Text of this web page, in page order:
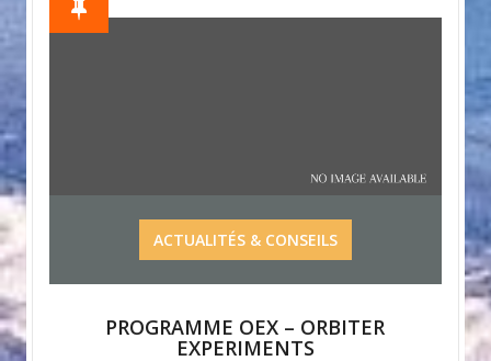
ACTUALITÉS & CONSEILS
PROGRAMME OEX – ORBITER
EXPERIMENTS